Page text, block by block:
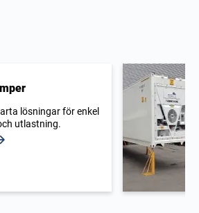
lösningar för enkel
utlastning.